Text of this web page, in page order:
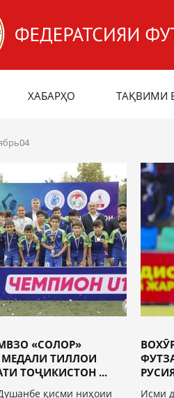
ХАБАРҲО ТАҚВИМИ
04
«СОЛОР»
МЕДАЛИ ТИЛЛОИ
ТОҶИКИСТОН ...
қисми ниҳоии
Исми